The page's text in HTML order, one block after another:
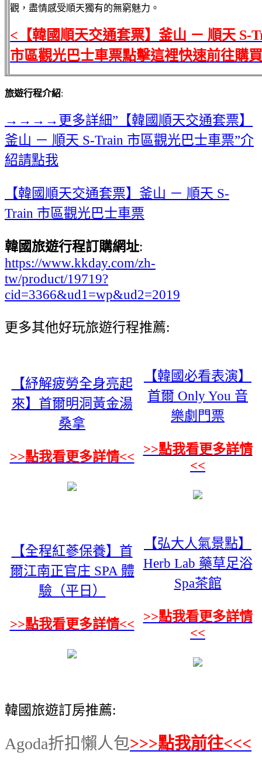
觀，盡情感受順天獨有的無窮魅力。
<【韓國順天交通套票】釜山 － 順天 S-
市區觀光巴士車票點擊這裡快速前往購
旅遊行程介紹:
→→→→更多詳細”【韓國順天交通套票】
釜山 － 順天 S-Train 市區觀光巴士車票”介
紹請點我
【韓國順天交通套票】釜山 － 順天 S-
Train 市區觀光巴士車票
韓國旅遊行程訂購網址:
https://www.kkday.com/zh-
tw/product/19719?
cid=3366&ud1=wp&ud2=2019
更多其他好玩旅遊行程推薦:
【紓解疲勞全身亮起
來】首爾明洞黃金湯
桑拿
>>點我看更多詳情<<
【韓國必看表演】
首爾 Only You 音
樂劇門票
>>點我看更多詳情
<<
【全程紅蔘保養】首
爾江南正官庄 SPA 體
驗（平日）
>>點我看更多詳情<<
【弘大人氣景點】
Herb Lab 藥草足浴
Spa茶館
>>點我看更多詳情
<<
韓國旅遊訂房推薦:
Agoda折扣懶人包>>>點我前往<<<